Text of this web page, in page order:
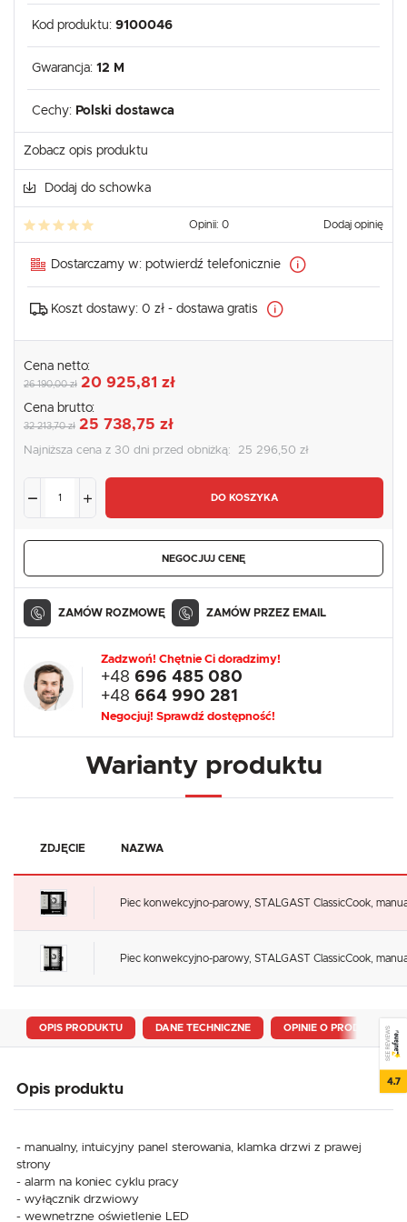
Kod produktu: 9100046
Gwarancja: 12 M
Cechy: Polski dostawca
Zobacz opis produktu
Dodaj do schowka
Opinii: 0 Dodaj opinię
Dostarczamy w: potwierdź telefonicznie
Koszt dostawy: 0 zł - dostawa gratis
Cena netto:
26 190,00 zł 20 925,81 zł
Cena brutto:
32 213,70 zł 25 738,75 zł
Najniższa cena z 30 dni przed obniżką: 25 296,50 zł
DO KOSZYKA
NEGOCJUJ CENĘ
ZAMÓW ROZMOWĘ ZAMÓW PRZEZ EMAIL
Zadzwoń! Chętnie Ci doradzimy!
+48 696 485 080
+48 664 990 281
Negocjuj! Sprawdź dostępność!
Warianty produktu
ZDJĘCIE NAZWA
Piec konwekcyjno-parowy, STALGAST ClassicCook,
Piec konwekcyjno-parowy, STALGAST ClassicCook,
OPIS PRODUKTU DANE TECHNICZNE OPINIE O PRODUKCIE
Opis produktu
- manualny, intuicyjny panel sterowania, klamka drzwi z prawej
strony
- alarm na koniec cyklu pracy
- wyłącznik drzwiowy
- wewnetrzne oświetlenie LED
SEE REVIEWS
4.7